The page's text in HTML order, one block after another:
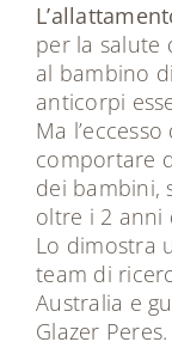
Contatti
per la salute
al bambino
anticorpi
Ma
comportare
dei bambini,
oltre i 2 anni
Lo dimostra
team di
Australia e
Glazer Peres.